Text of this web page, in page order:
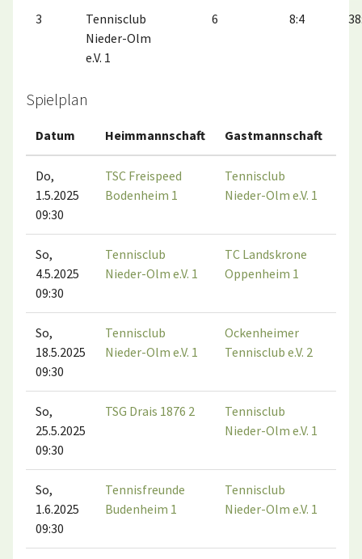
3
Tennisclub
Nieder-Olm
e.V. 1
6 8:4
Spielplan
Datum Heimmannschaft Gastmannschaft
Do,
1.5.2025
09:30
TSC Freispeed
Bodenheim 1
Tennisclub
Nieder-Olm e.V. 1
So,
4.5.2025
09:30
Tennisclub
Nieder-Olm e.V. 1
TC Landskrone
Oppenheim 1
So,
18.5.2025
09:30
Tennisclub
Nieder-Olm e.V. 1
Ockenheimer
Tennisclub e.V. 2
So,
25.5.2025
09:30
TSG Drais 1876 2
Tennisclub
Nieder-Olm e.V. 1
So,
1.6.2025
09:30
Tennisfreunde
Budenheim 1
Tennisclub
Nieder-Olm e.V. 1